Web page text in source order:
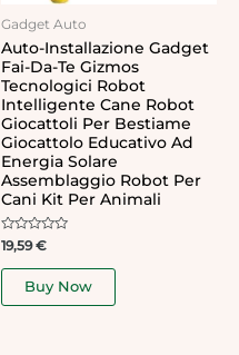
Gadget Auto
Auto-Installazione Gadget
Fai-Da-Te Gizmos
Tecnologici Robot
Intelligente Cane Robot
Giocattoli Per Bestiame
Giocattolo Educativo Ad
Energia Solare
Assemblaggio Robot Per
Cani Kit Per Animali
Rated
0
out
19,59€
Buy Now